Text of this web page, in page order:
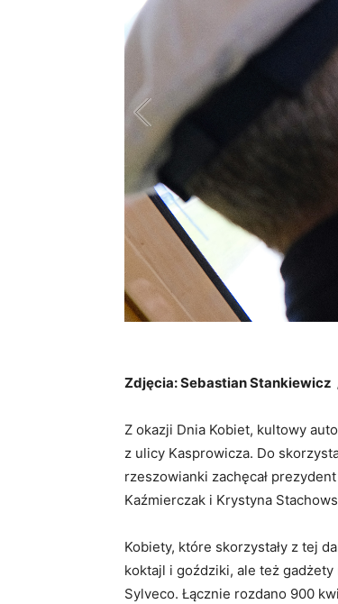
Zdjęcia: Sebastian Stankiewicz
Z okazji Dnia Kobiet, kultowy
z ulicy Kasprowicza. Do
rzeszowianki zachęcał
Kaźmierczak i Krystyna
Kobiety, które skorzystały z tej
koktajl i goździki, ale też
Sylveco. Łącznie rozdano 900